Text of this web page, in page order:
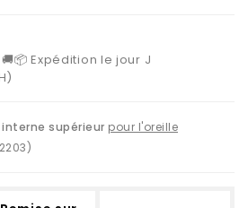
Expédition le jour J
supérieur pour l'oreille